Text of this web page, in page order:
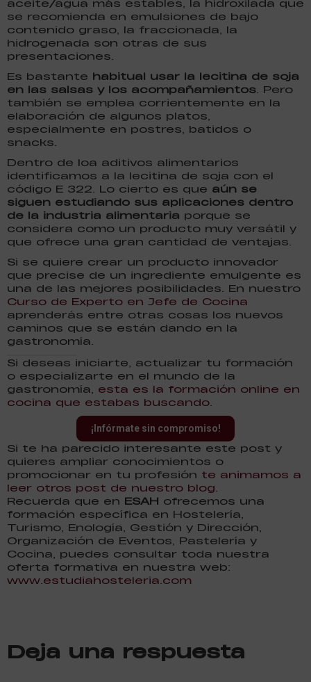
aceite/agua más estables, la hidroxilada que
se recomienda en emulsiones de bajo
contenido graso, la fraccionada, la
hidrogenada son otras de sus
presentaciones.
Es bastante habitual usar la lecitina de soja
en las salsas y los acompañamientos. Pero
también se emplea corrientemente en la
elaboración de algunos platos,
especialmente en postres, batidos o
snacks.
Dentro de loa aditivos alimentarios
identificamos a la lecitina de soja con el
código E 322. Lo cierto es que aún se
siguen estudiando sus aplicaciones dentro
de la industria alimentaria porque se
considera como un producto muy versátil y
que ofrece una gran cantidad de ventajas.
Si se quiere crear un producto innovador
que precise de un ingrediente emulgente es
una de las mejores posibilidades. En nuestro
Curso de Experto en Jefe de Cocina
aprenderás entre otras cosas los nuevos
caminos que se están dando en la
gastronomía.
Si deseas iniciarte, actualizar tu formación
o especializarte en el mundo de la
gastronomía, esta es la formación online en
cocina que estabas buscando.
¡Infórmate sin compromiso!
Si te ha parecido interesante este post y
quieres ampliar conocimientos o
promocionar en tu profesión te animamos a
leer otros post de nuestro blog.
Recuerda que en ESAH ofrecemos una
formación específica en Hostelería,
Turismo, Enología, Gestión y Dirección,
Organización de Eventos, Pastelería y
Cocina, puedes consultar toda nuestra
oferta formativa en nuestra web:
www.estudiahosteleria.com
Deja una respuesta